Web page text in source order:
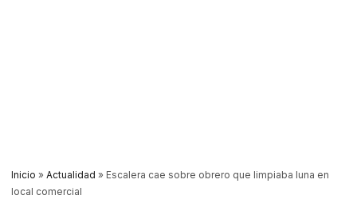
Inicio » Actualidad » Escalera cae sobre obrero que limpiaba luna en
local comercial